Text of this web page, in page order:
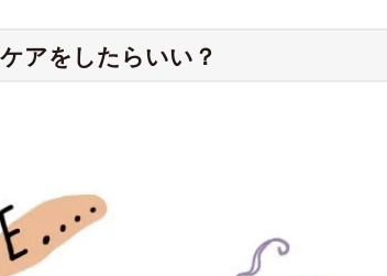
アをしたらいい？